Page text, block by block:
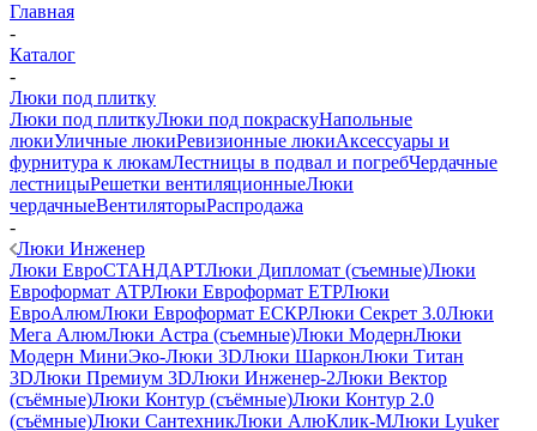
Главная
-
Каталог
-
Люки под плитку
Люки под плиткуЛюки под покраскуНапольные
люкиУличные люкиРевизионные люкиАксессуары и
фурнитура к люкамЛестницы в подвал и погребЧердачные
лестницыРешетки вентиляционныеЛюки
чердачныеВентиляторыРаспродажа
-
Люки Инженер
Люки ЕвроСТАНДАРТЛюки Дипломат (съемные)Люки
Евроформат АТРЛюки Евроформат ЕТРЛюки
ЕвроАлюмЛюки Евроформат ЕСКРЛюки Секрет 3.0Люки
Мега АлюмЛюки Астра (съемные)Люки МодернЛюки
Модерн МиниЭко-Люки 3DЛюки ШарконЛюки Титан
3DЛюки Премиум 3DЛюки Инженер-2Люки Вектор
(съёмные)Люки Контур (съёмные)Люки Контур 2.0
(съёмные)Люки СантехникЛюки АлюКлик-МЛюки Lyuker